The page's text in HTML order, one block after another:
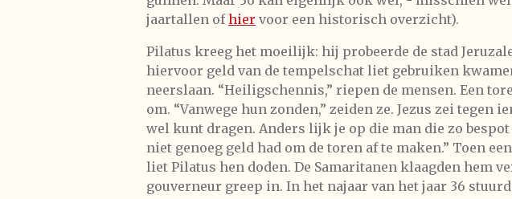
jaartallen ofhier voor een historisch overzicht).
Pilatus kreeg het moeilijk: hij probeerde de stad
hiervoor geld van de tempelschat liet gebruiken
neerslaan. “Heiligschennis,” riepen de mensen. Een
om. “Vanwege hun zonden,” zeiden ze. Jezus zei
wel kunt dragen. Anders lijk je op die man die zo
niet genoeg geld had om de toren af te maken.” Toen
liet Pilatus hen doden. De Samaritanen klaagden hem
gouverneur greep in. In het najaar van het jaar 36